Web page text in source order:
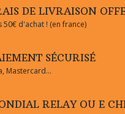
DE LIVRAISON
50€ d'achat ! (en france)
SÉCURISÉ
Mastercard...
RELAY OU E